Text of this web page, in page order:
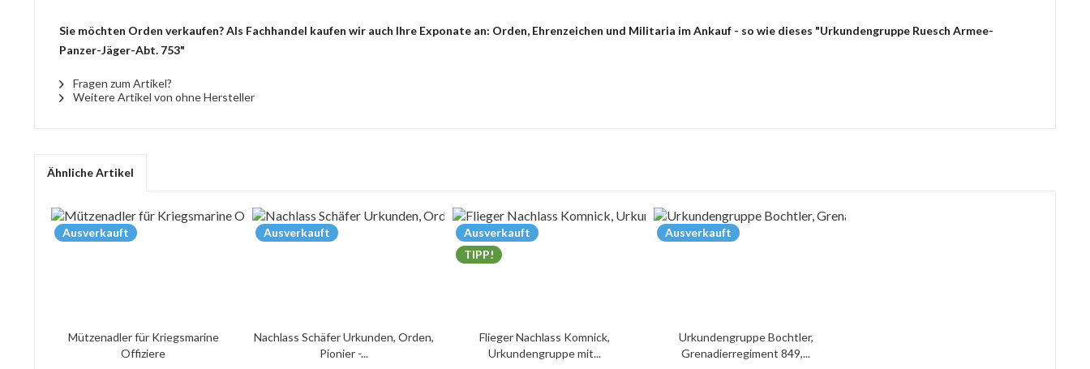
Sie möchten Orden verkaufen? Als Fachhandel kaufen wir auch Ihre Exponate an: Orden, Ehrenzeichen und Militaria im Ankauf - so wie dieses "Urkundengruppe Ruesch Armee-
Panzer-Jäger-Abt. 753"
Fragen zum Artikel?
Weitere Artikel von ohne Hersteller
Ähnliche Artikel
Ausverkauft
Mützenadler für Kriegsmarine
Offiziere
Ausverkauft
Nachlass Schäfer Urkunden, Orden,
Pionier -...
Ausverkauft
TIPP!
Flieger Nachlass Komnick,
Urkundengruppe mit...
Ausverkauft
Urkundengruppe Bochtler,
Grenadierregiment 849,...